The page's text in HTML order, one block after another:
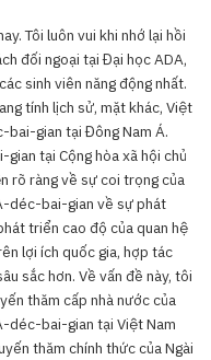
Tôi luôn vui khi nhớ lại hồi
đối ngoại tại Đại học ADA,
sinh viên năng động nhất.
tính lịch sử, mặt khác, Việt
bai-gian tại Đông Nam Á.
tại Cộng hòa xã hội chủ
rõ ràng về sự coi trọng của
déc-bai-gian về sự phát
triển cao độ của quan hệ
lợi ích quốc gia, hợp tác
sắc hơn. Về vấn đề này, tôi
thăm cấp nhà nước của
déc-bai-gian tại Việt Nam
thăm chính thức của Ngài